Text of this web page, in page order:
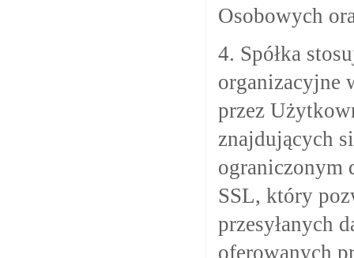
Osobowych
4. Spółka
organizacyjne
przez
znajdujących
ograniczonym
SSL, który
przesyłanych
oferowanych